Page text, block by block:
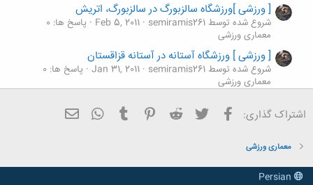
[ ورزشی ]ورزشگاه سالزبورگ در سالزبورگ، اتریش
شروع شده توسط semiramis261 Feb 5, 2011
پاسخ ها: 0
معماری ورزشی
[ ورزشی ] ورزشگاه آستانه در آستانه قزاقستان
شروع شده توسط semiramis261 Jan 31, 2011 پاسخ ها: 0
معماری ورزشی
[ورزشی] استادیوم بوریسوف در بلاروس
شروع شده توسط mpb Nov 23, 2015
پاسخ ها: 0
اشتراک گذاری: فیسبوک تویتر Reddit
Pinterest
Tumblr
WhatsApp
معماری ورزشی